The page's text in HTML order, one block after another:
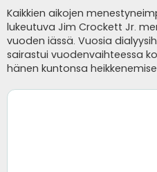
e
s
t
i
Kaikkien aikojen
lukeutuva Jim Crockett Jr.
vuoden iässä. Vuosia
sairastui vuodenvaihteessa
hänen kuntonsa